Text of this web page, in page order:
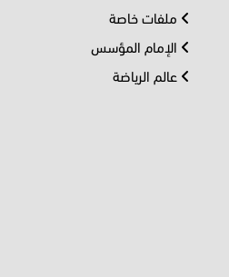
ملفات خاصة
الإمام المؤسس
عالم الرياضة